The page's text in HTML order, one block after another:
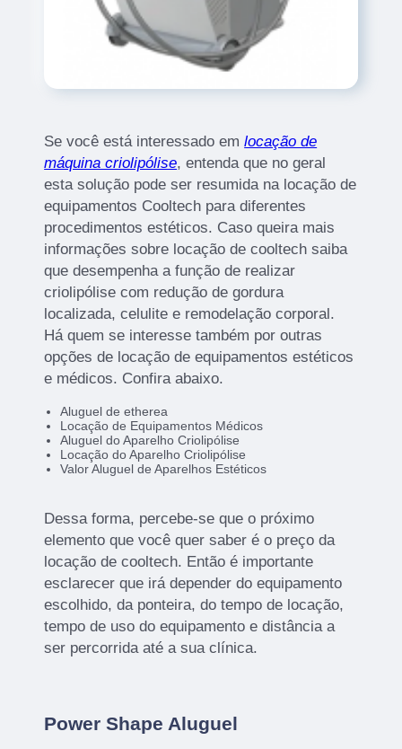
Se você está interessado emlocação de
máquina criolipólise, entenda que no geral
esta solução pode ser resumida na locação de
equipamentos Cooltech para diferentes
procedimentos estéticos. Caso queira mais
informações sobre locação de cooltech saiba
que desempenha a função de realizar
criolipólise com redução de gordura
localizada, celulite e remodelação corporal.
Há quem se interesse também por outras
opções de locação de equipamentos estéticos
e médicos. Confira abaixo.
Aluguel de etherea
Locação de Equipamentos Médicos
Aluguel do Aparelho Criolipólise
Locação do Aparelho Criolipólise
Valor Aluguel de Aparelhos Estéticos
Dessa forma, percebe-se que o próximo
elemento que você quer saber é o preço da
locação de cooltech. Então é importante
esclarecer que irá depender do equipamento
escolhido, da ponteira, do tempo de locação,
tempo de uso do equipamento e distância a
ser percorrida até a sua clínica.
Power Shape Aluguel